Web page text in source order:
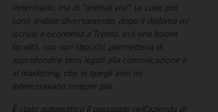
veterinario, ma di “animali vivi”. Le cose poi
sono andate diversamente, dopo il diploma mi
iscrissi a economia a Trento, era una buona
facoltà, con vari sbocchi, permetteva di
approfondire temi legati alla comunicazione e
al marketing, che in quegli anni mi
interessavano sempre più.
È stato automatico il passaggio nell’azienda di